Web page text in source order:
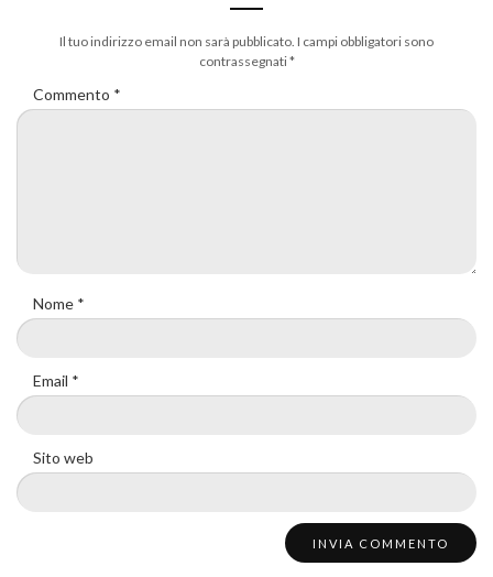
Il tuo indirizzo email non sarà pubblicato. I campi obbligatori sono
contrassegnati*
Commento *
Nome *
Email *
Sito web